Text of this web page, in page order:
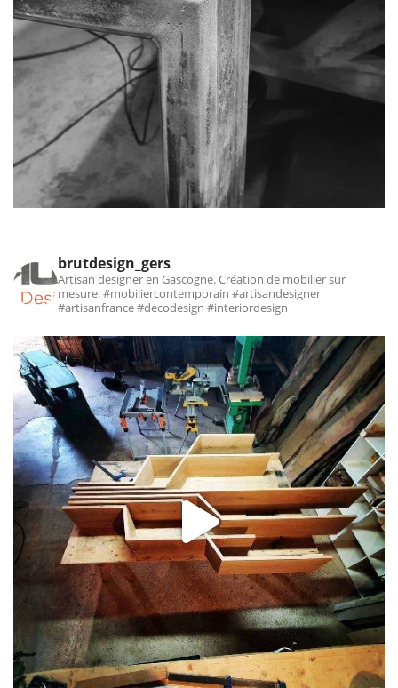
brutdesign_gers
Artisan designer en Gascogne. Création de mobilier sur
mesure.#mobiliercontemporain #artisandesigner
#artisanfrance #decodesign #interiordesign